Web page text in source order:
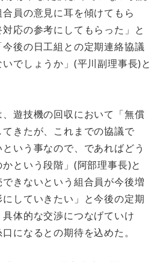
員の意見に耳を傾けてもら
応の参考にしてもらった」と
後の日工組との定期連絡協議
でしょうか」(平川副理事長)と
遊技機の回収において「無償
きたが、これまでの協議で
という事なので、であればどう
という段階」(阿部理事長)と
できないという組合員が今後増
していきたい」と今後の定期
体的な交渉につなげていけ
になるとの期待を込めた。